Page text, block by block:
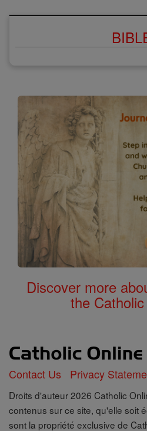
Discover more
the
Contact Us Privacy
Droits d'auteur 2026 Catholic
contenus sur ce site, qu'elle soit
sont la propriété exclusive de